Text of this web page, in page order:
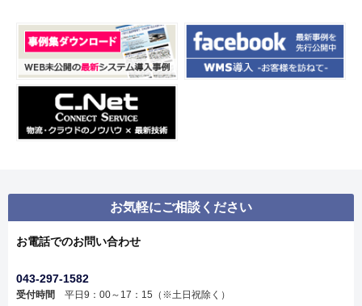
お気軽にご相談ください
お電話でのお問い合わせ
043-297-1582
受付時間 平日9：00～17：15（※土日祝除く）